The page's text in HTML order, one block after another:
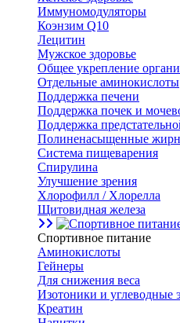
Иммуномодуляторы
Коэнзим Q10
Лецитин
Мужское здоровье
Общее укрепление
Отдельные аминокислоты
Поддержка печени
Поддержка почек и
Поддержка
Полиненасыщенные
Система пищеварения
Спирулина
Улучшение зрения
Хлорофилл / Хлорелла
Щитовидная железа
Спортивное питание
Аминокислоты
Гейнеры
Для снижения веса
Изотоники и углеводные
Креатин